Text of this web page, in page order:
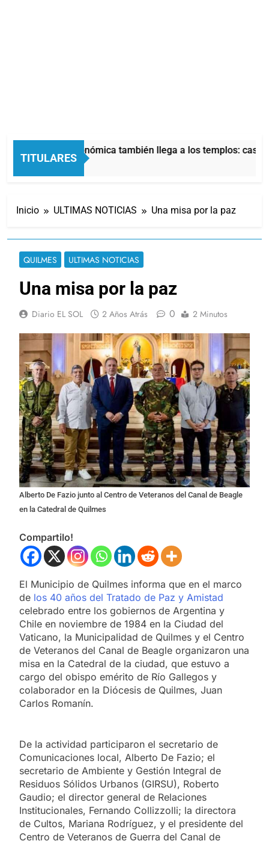
TITULARES
La crisis económica también llega a los templos: casi
16 Minutos Atrás
Inicio ULTIMAS NOTICIAS Una misa por la paz
QUILMES ULTIMAS NOTICIAS
Una misa por la paz
Diario EL SOL 2 Años Atrás 0 2 Minutos
Alberto De Fazio junto al Centro de Veteranos del Canal de Beagle
en la Catedral de Quilmes
Compartilo!
El Municipio de Quilmes informa que en el marco
de los 40 años del Tratado de Paz y Amistad
celebrado entre los gobiernos de Argentina y
Chile en noviembre de 1984 en la Ciudad del
Vaticano, la Municipalidad de Quilmes y el Centro
de Veteranos del Canal de Beagle organizaron una
misa en la Catedral de la ciudad, que estuvo a
cargo del obispo emérito de Río Gallegos y
colaborador en la Diócesis de Quilmes, Juan
Carlos Romanín.
De la actividad participaron el secretario de
Comunicaciones local, Alberto De Fazio; el
secretario de Ambiente y Gestión Integral de
Residuos Sólidos Urbanos (GIRSU), Roberto
Gaudio; el director general de Relaciones
Institucionales, Fernando Collizzolli; la directora
de Cultos, Mariana Rodríguez, y el presidente del
Centro de Veteranos de Guerra del Canal de